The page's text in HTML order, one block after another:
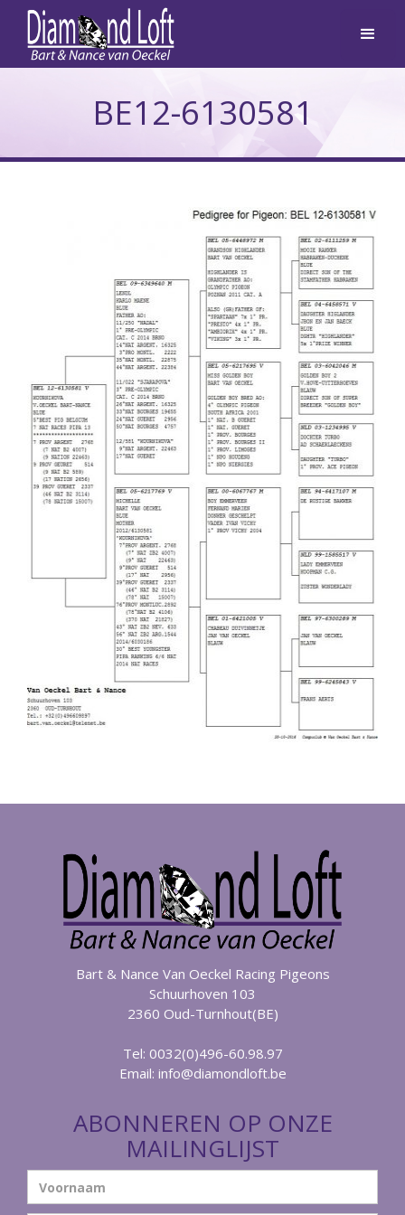
BE12-6130581
Bart & Nance Van Oeckel Racing Pigeons
Schuurhoven 103
2360 Oud-Turnhout(BE)
Tel: 0032(0)496-60.98.97
Email: info@diamondloft.be
ABONNEREN OP ONZE
MAILINGLIJST